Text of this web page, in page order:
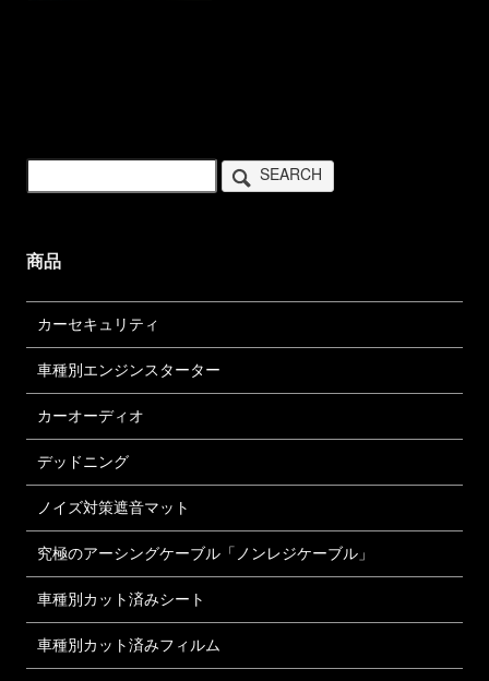
SEARCH
商品
カーセキュリティ
車種別エンジンスターター
カーオーディオ
デッドニング
ノイズ対策遮音マット
究極のアーシングケーブル「ノンレジケーブル」
車種別カット済みシート
車種別カット済みフィルム